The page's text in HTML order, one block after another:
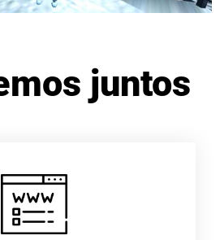
juntos